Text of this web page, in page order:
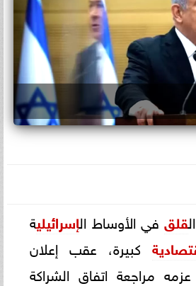
قلق في الأوساط الإسرائيلية
كبيرة، عقب إعلان
عزمه مراجعة اتفاق الشراكة